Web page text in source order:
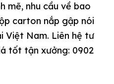
mẽ, nhu cầu về bao
carton nắp gập nói
Việt Nam. Liên hệ tư
tốt tận xưởng: 0902